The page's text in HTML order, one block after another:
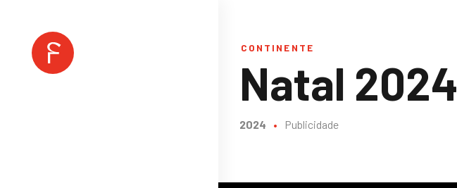
CONTINENTE
Natal 2024
2024 • Publicidade